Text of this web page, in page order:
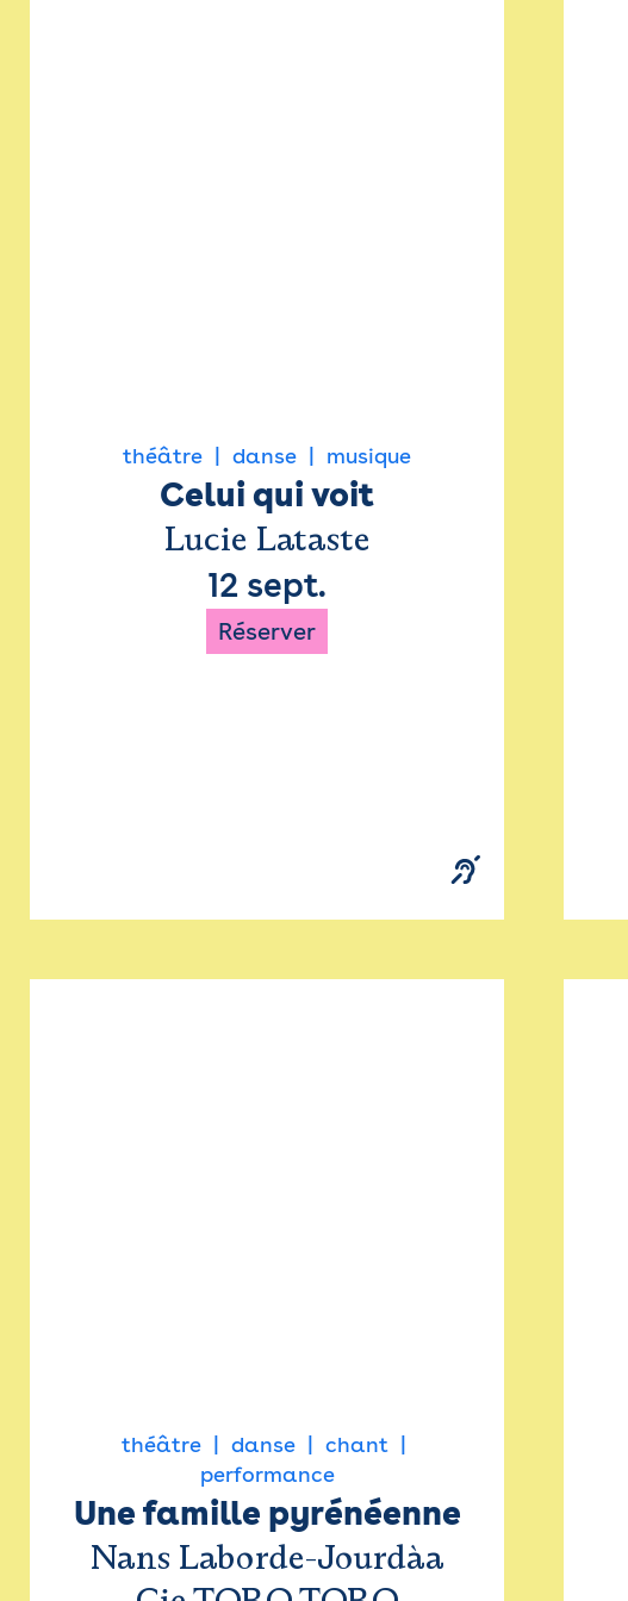
théâtre danse musique
Celui qui voit
Lucie Lataste
12 sept.
Réserver
théâtre danse
chant
performance
Une famille pyrénéenne
Nans Laborde-Jourdàa